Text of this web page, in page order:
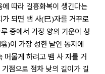
따라 길흉화복이 생긴다는
가 되면 뱀 사(巳)자를 거꾸로
중에서 가장 양의 기운이 성
陰)이 가장 성한 날인 동지에
머물게 하려고 뱀 사 자를 거
점으로 점차 낮의 길이가 길